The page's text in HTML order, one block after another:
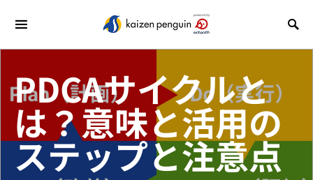
PDCAサイクルと
は？意味と活用の
ステップと注意点